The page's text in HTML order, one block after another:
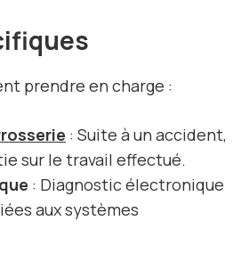
prendre en charge :
: Suite à un accident,
sur le travail effectué.
: Diagnostic électronique
aux systèmes